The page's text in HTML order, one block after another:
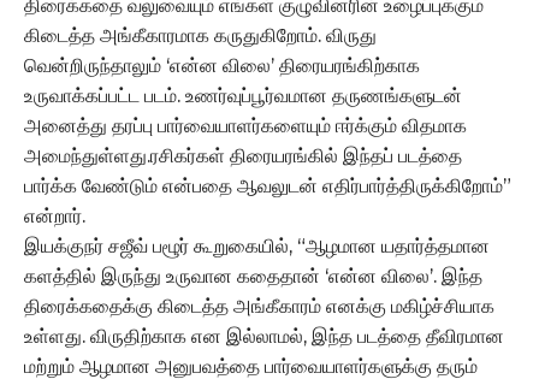
திரைக்கதை வலுவையும் எங்கள் குழுவினரின் உழைப்புக்கும்
கிடைத்த அங்கீகாரமாக கருதுகிறோம். விருது
வென்றிருந்தாலும் ‘என்ன விலை’ திரையரங்கிற்காக
உருவாக்கப்பட்ட படம். உணர்வுப்பூர்வமான தருணங்களுடன்
அனைத்து தரப்பு பார்வையாளர்களையும் ஈர்க்கும் விதமாக
அமைந்துள்ளது.ரசிகர்கள் திரையரங்கில் இந்தப் படத்தை
பார்க்க வேண்டும் என்பதை ஆவலுடன் எதிர்பார்த்திருக்கிறோம்”
என்றார்.
இயக்குநர் சஜீவ் பழூர் கூறுகையில், “ஆழமான யதார்த்தமான
களத்தில் இருந்து உருவான கதைதான் ‘என்ன விலை’. இந்த
திரைக்கதைக்கு கிடைத்த அங்கீகாரம் எனக்கு மகிழ்ச்சியாக
உள்ளது. விருதிற்காக என இல்லாமல், இந்த படத்தை தீவிரமான
மற்றும் ஆழமான அனுபவத்தை பார்வையாளர்களுக்கு தரும்